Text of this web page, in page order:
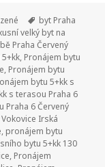
Štítky:
byt Praha
velký byt na
Praha Červený
, Pronájem bytu
, Pronájem bytu
bytu 5+kk s
s terasou Praha 6
Praha 6 Červený
Irská
, pronájem bytu
bytu 5+kk 130
, Pronájem